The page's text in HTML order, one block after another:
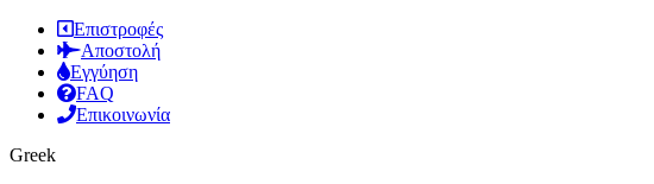
Επιστροφές
Αποστολή
Εγγύηση
FAQ
Επικοινωνία
Greek